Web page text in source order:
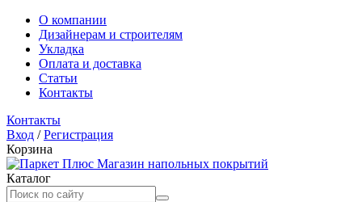
О компании
Дизайнерам и строителям
Укладка
Оплата и доставка
Статьи
Контакты
Контакты
Вход /Регистрация
Корзина
Магазин напольных покрытий
Каталог